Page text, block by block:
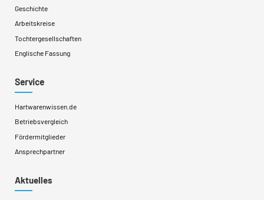
Geschichte
Arbeitskreise
Tochtergesellschaften
Englische Fassung
Service
Hartwarenwissen.de
Betriebsvergleich
Fördermitglieder
Ansprechpartner
Aktuelles